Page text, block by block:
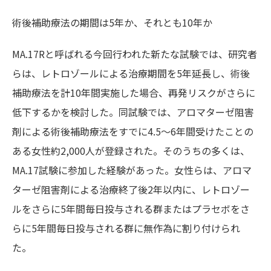
術後補助療法の期間は5年か、それとも10年か
MA.17Rと呼ばれる今回行われた新たな試験では、研究者
らは、レトロゾールによる治療期間を5年延長し、術後
補助療法を計10年間実施した場合、再発リスクがさらに
低下するかを検討した。同試験では、アロマターゼ阻害
剤による術後補助療法をすでに4.5～6年間受けたことの
ある女性約2,000人が登録された。そのうちの多くは、
MA.17試験に参加した経験があった。女性らは、アロマ
ターゼ阻害剤による治療終了後2年以内に、レトロゾー
ルをさらに5年間毎日投与される群またはプラセボをさ
らに5年間毎日投与される群に無作為に割り付けられ
た。